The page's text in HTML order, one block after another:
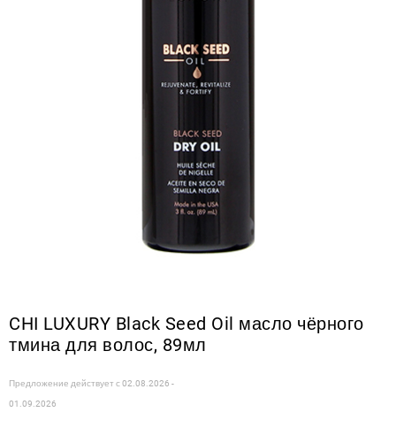
CHI LUXURY Black Seed Oil масло чёрного
тмина для волос, 89мл
Предложение действует с02.08.2026 -
01.09.2026